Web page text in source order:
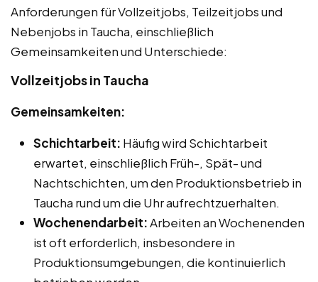
Anforderungen für Vollzeitjobs, Teilzeitjobs und
Nebenjobs in Taucha, einschließlich
Gemeinsamkeiten und Unterschiede:
Vollzeitjobs in Taucha
Gemeinsamkeiten:
Schichtarbeit: Häufig wird Schichtarbeit
erwartet, einschließlich Früh-, Spät- und
Nachtschichten, um den Produktionsbetrieb in
Taucha rund um die Uhr aufrechtzuerhalten.
Wochenendarbeit:Arbeiten an Wochenenden
ist oft erforderlich, insbesondere in
Produktionsumgebungen, die kontinuierlich